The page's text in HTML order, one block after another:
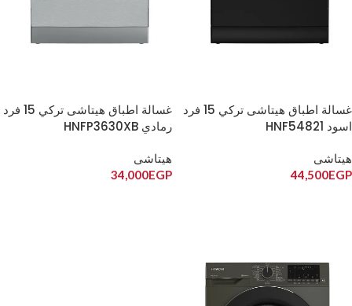
غسالة اطباق هيتاشى تركي 15 فرد
اسود HNF54821
هيتاشى
44,500EGP
غسالة اطباق هيتاشى تركي 15 فرد
رمادي HNFP3630XB
هيتاشى
34,000EGP